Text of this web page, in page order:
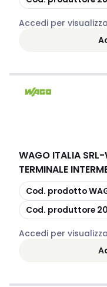
Accedi per
WAGO ITALIA SRL-
TERMINALE
copia
Cod. prodotto
copia
Cod. produttore
Accedi per